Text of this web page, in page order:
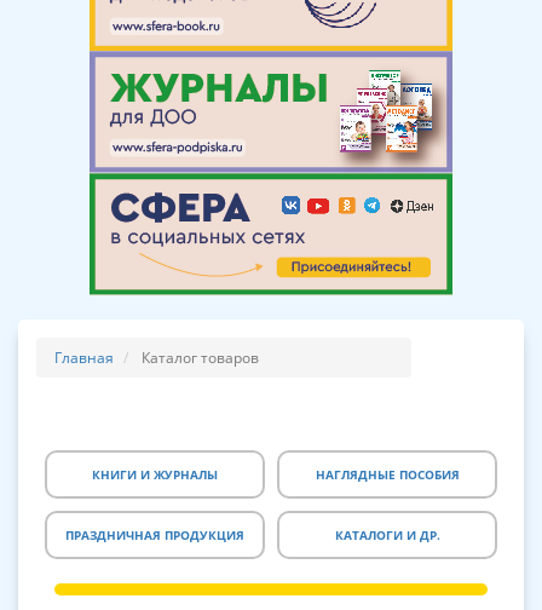
Главная Каталог товаров
КНИГИ И ЖУРНАЛЫ НАГЛЯДНЫЕ ПОСОБИЯ
ПРАЗДНИЧНАЯ ПРОДУКЦИЯ КАТАЛОГИ И ДР.